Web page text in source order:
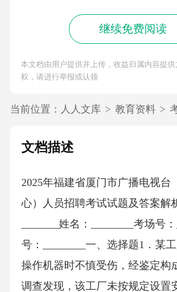
继续免费阅读
本文档由用户提供并上传，收益归属内容提
权，请进行举报或认领
当前位置： 人人文库 > 教育资料 >
文档描述
2025年福建省厦门市广播电视台
心）人员招聘考试试题及答案解
_______姓名：________考场号
号：________一、选择题1．某
操作机器时不慎受伤，经鉴定构
调查发现，该工厂未按规定设置